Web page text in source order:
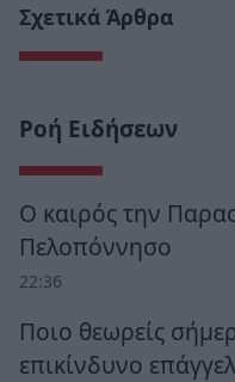
Σχετικά Άρθρα
Ροή Ειδήσεων
Ο καιρός την
Πελοπόννησο
22:36
Ποιο θεωρείς
επικίνδυνο